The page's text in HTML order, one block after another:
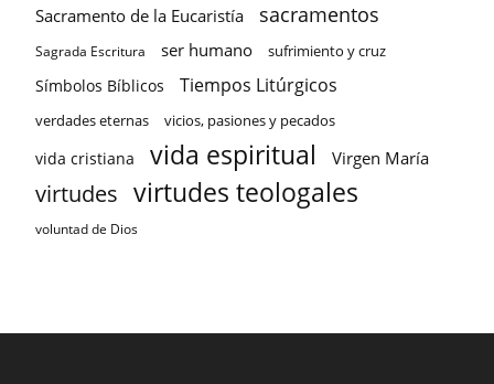
Sacramento de la Eucaristía sacramentos
Sagrada Escritura ser humano sufrimiento y cruz
Símbolos Bíblicos Tiempos Litúrgicos
verdades eternas vicios, pasiones y pecados
vida cristiana vida espiritual Virgen María
virtudes virtudes teologales
voluntad de Dios